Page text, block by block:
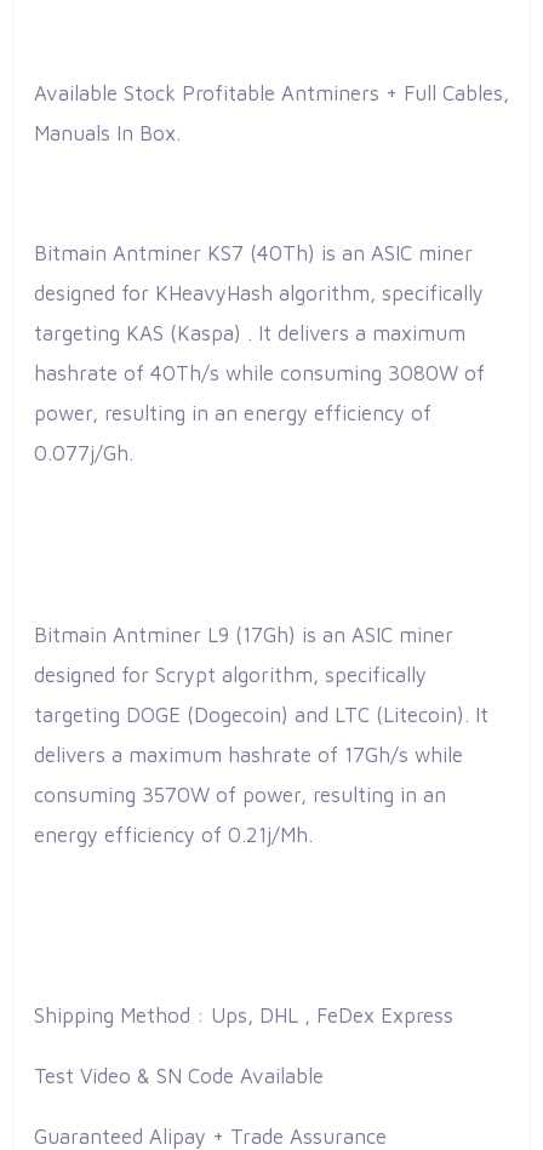
Available Stock Profitable Antminers + Full Cables,
Manuals In Box.
Bitmain Antminer KS7 (40Th) is an ASIC miner
designed for KHeavyHash algorithm, specifically
targeting KAS (Kaspa) . It delivers a maximum
hashrate of 40Th/s while consuming 3080W of
power, resulting in an energy efficiency of
0.077j/Gh.
Bitmain Antminer L9 (17Gh) is an ASIC miner
designed for Scrypt algorithm, specifically
targeting DOGE (Dogecoin) and LTC (Litecoin). It
delivers a maximum hashrate of 17Gh/s while
consuming 3570W of power, resulting in an
energy efficiency of 0.21j/Mh.
Shipping Method : Ups, DHL , FeDex Express
Test Video & SN Code Available
Guaranteed Alipay + Trade Assurance